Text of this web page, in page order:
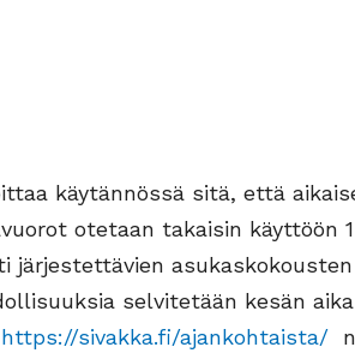
käytännössä sitä, että
otetaan takaisin käyttöön
järjestettävien
selvitetään kesän
https://sivakka.fi/ajankohtaista/